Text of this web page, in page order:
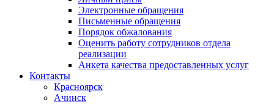
Электронные обращения
Письменные обращения
Порядок обжалования
Оценить работу сотрудников отдела
реализации
Анкета качества предоставленных услуг
Контакты
Красноярск
Ачинск